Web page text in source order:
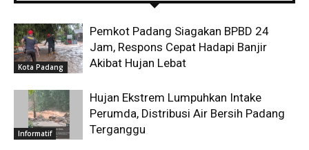
Kota Padang
Pemkot Padang Siagakan BPBD 24
Jam, Respons Cepat Hadapi Banjir
Akibat Hujan Lebat
Informatif
Hujan Ekstrem Lumpuhkan Intake
Perumda, Distribusi Air Bersih Padang
Terganggu